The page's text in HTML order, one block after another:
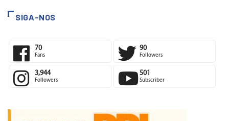
SIGA-NOS
70 90
3,944 501